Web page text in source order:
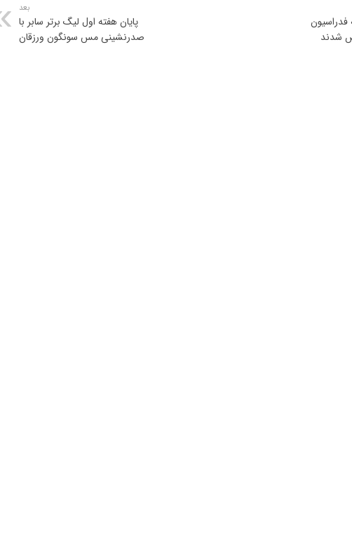
شدند
بعد
پایان هفته اول لیگ برتر سابر با
صدرنشینی مس سونگون ورزقان